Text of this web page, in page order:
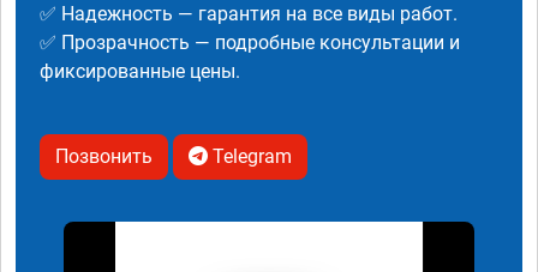
✅ Надежность — гарантия на все виды работ.
✅ Прозрачность — подробные консультации и
фиксированные цены.
Позвонить Telegram